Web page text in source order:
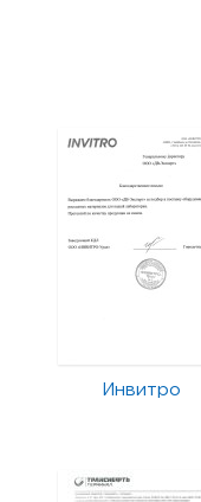
Инвитро